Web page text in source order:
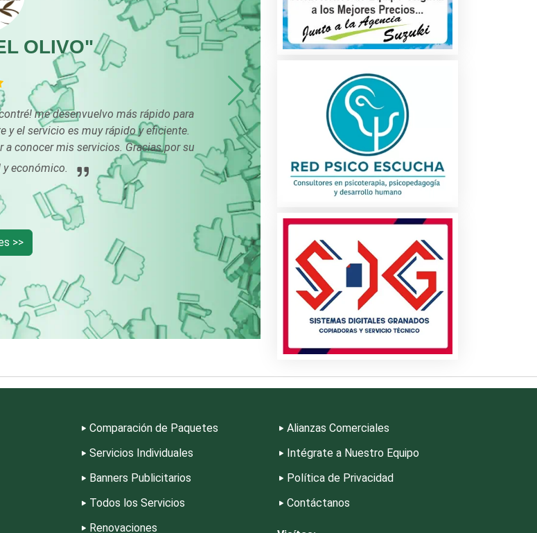
Clínicas de Belleza
Clubes Deportivos
Compresores de aire
Construcciones en
General
Conversiones
Automotrices
y
Salchichonerías
Decoración de Interiores
Depósitos Dentales
Software Desperdicios Industriales
Editores
Electrónica
Empresas de Limpieza
OLIVO"
me desenvuelvo más rápido para
el servicio es muy rápido y eficiente.
conocer mis servicios. Gracias por su
económico.
DESPACHO JURÍDICO
¡Ya lo Encontré! ofrece un excelente
atención recibida, son muy atentos y
manera muy amable, siempre han
están al pendiente de que no tenga ninguna
>>
Comparación de Paquetes
Servicios Individuales
Banners Publicitarios
Todos los Servicios
Renovaciones
Alianzas Comerciales
Intégrate a Nuestro Equipo
Política de Privacidad
Contáctanos